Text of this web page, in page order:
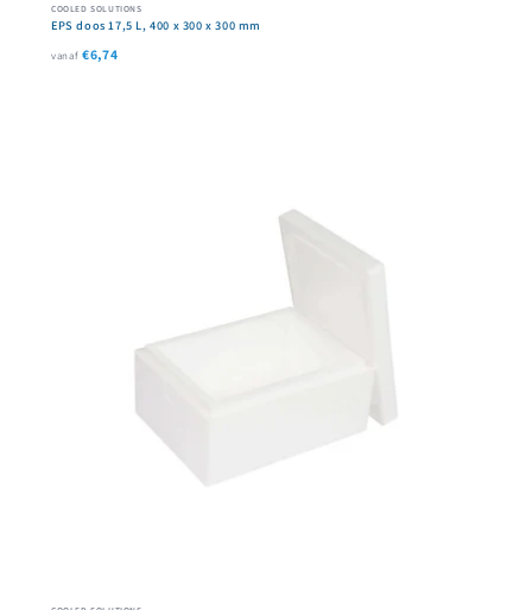
COOLED SOLUTIONS
EPS doos 17,5 L, 400 x 300 x 300 mm
vanaf €6,74